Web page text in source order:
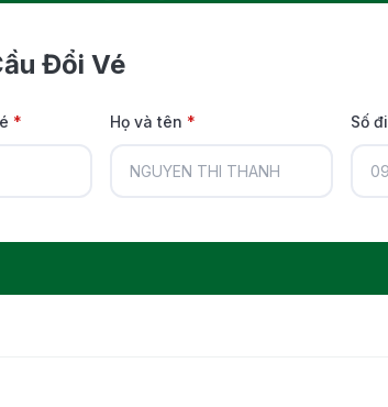
Đổi Vé
* Họ và tên * Số